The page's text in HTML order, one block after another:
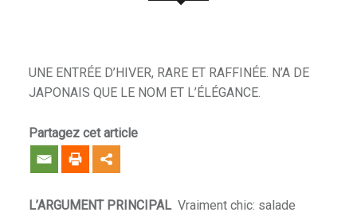
UNE ENTRÉE D’HIVER, RARE ET RAFFINÉE. N’A DE
JAPONAIS QUE LE NOM ET L’ÉLÉGANCE.
Partagez cet article
L’ARGUMENT PRINCIPALVraiment chic: salade